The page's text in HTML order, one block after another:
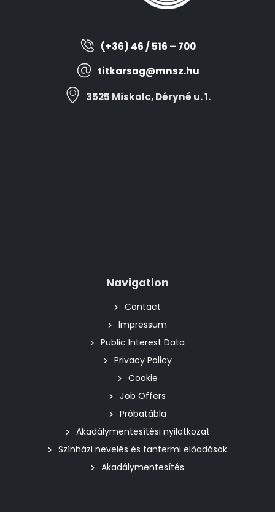
(+36) 46 / 516 – 700
titkarsag@mnsz.hu
3525 Miskolc, Déryné u. 1.
Navigation
Contact
Impressum
Public Interest Data
Privacy Policy
Cookie
Job Offers
Próbatábla
Akadálymentesítési nyilatkozat
Színházi nevelés és tantermi előadások
Akadálymentesítés